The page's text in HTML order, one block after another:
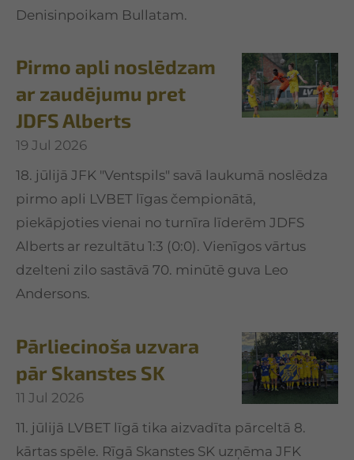
Denisinpoikam Bullatam.
Pirmo apli noslēdzam
ar zaudējumu pret
JDFS Alberts
19 Jul 2026
18. jūlijā JFK "Ventspils" savā laukumā noslēdza
pirmo apli LVBET līgas čempionātā,
piekāpjoties vienai no turnīra līderēm JDFS
Alberts ar rezultātu 1:3 (0:0). Vienīgos vārtus
dzelteni zilo sastāvā 70. minūtē guva Leo
Andersons.
Pārliecinoša uzvara
pār Skanstes SK
11 Jul 2026
11. jūlijā LVBET līgā tika aizvadīta pārceltā 8.
kārtas spēle. Rīgā Skanstes SK uzņēma JFK